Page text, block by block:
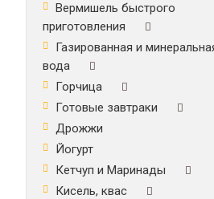
Вермишель быстрого
приготовления
Газированная и
вода
Горчица
Готовые завтраки
Дрожжи
Йогурт
Кетчуп и Маринады
Кисель, квас